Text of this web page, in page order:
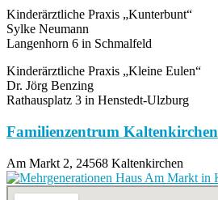
Kinderärztliche Praxis „Kunterbunt“
Sylke Neumann
Langenhorn 6 in Schmalfeld
Kinderärztliche Praxis „Kleine Eulen“
Dr. Jörg Benzing
Rathausplatz 3 in Henstedt-Ulzburg
Familienzentrum Kaltenkirchen
Am Markt 2, 24568 Kaltenkirchen